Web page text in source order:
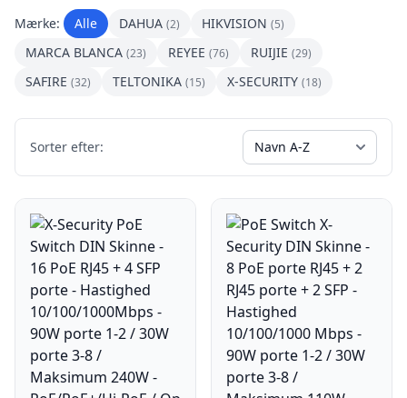
Mærke: Alle DAHUA (2) HIKVISION (5)
MARCA BLANCA (23) REYEE (76) RUIJIE (29)
SAFIRE (32) TELTONIKA (15) X-SECURITY (18)
Sorter efter: